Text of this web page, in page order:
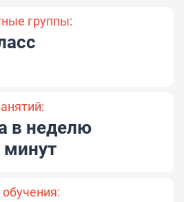
группы:
в неделю
минут